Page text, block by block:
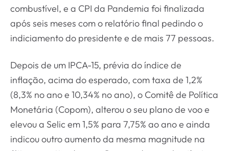
combustível, e a CPI da Pandemia foi finalizada
após seis meses com o relatório final pedindo o
indiciamento do presidente e de mais 77 pessoas.
Depois de um IPCA-15, prévia do índice de
inflação, acima do esperado, com taxa de 1,2%
(8,3% no ano e 10,34% no ano), o Comitê de Política
Monetária (Copom), alterou o seu plano de voo e
elevou a Selic em 1,5% para 7,75% ao ano e ainda
indicou outro aumento da mesma magnitude na